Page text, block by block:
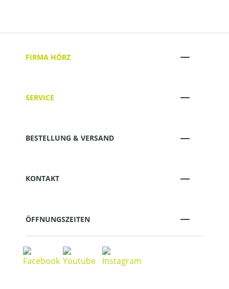
FIRMA HÖRZ
SERVICE
BESTELLUNG & VERSAND
KONTAKT
ÖFFNUNGSZEITEN